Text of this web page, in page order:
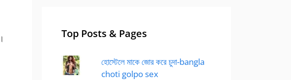
Top Posts & Pages
হোস্টেলে মাকে জোর করে চুদা-bangla
choti golpo sex